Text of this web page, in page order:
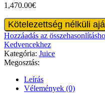
1,470.00€
Jégkása
készítő
gép
-
3
adagoló
mennyiség
Kötelezettség nélküli
Hozzáadás az
Kedvencekhez
Kategória: Juice
Megosztás:
Leírás
Vélemények (0)